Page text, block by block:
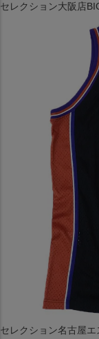
セレクション大阪店
営業：平日・土日祝
大阪府大阪市中央区
TEL:06-4708-3300
JR水道橋駅西口店
営業：土・日・祝日
〒101-0061
東京都千代田区神田
セレクション名古屋